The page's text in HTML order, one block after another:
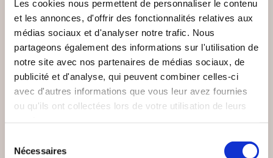
Les cookies nous permettent de personnaliser le contenu
et les annonces, d'offrir des fonctionnalités relatives aux
médias sociaux et d'analyser notre trafic. Nous
partageons également des informations sur l'utilisation de
notre site avec nos partenaires de médias sociaux, de
publicité et d'analyse, qui peuvent combiner celles-ci
avec d'autres informations que vous leur avez fournies
ou qu'ils ont collectées lors de votre utilisation de leurs
Nécessaires
(0 avis)